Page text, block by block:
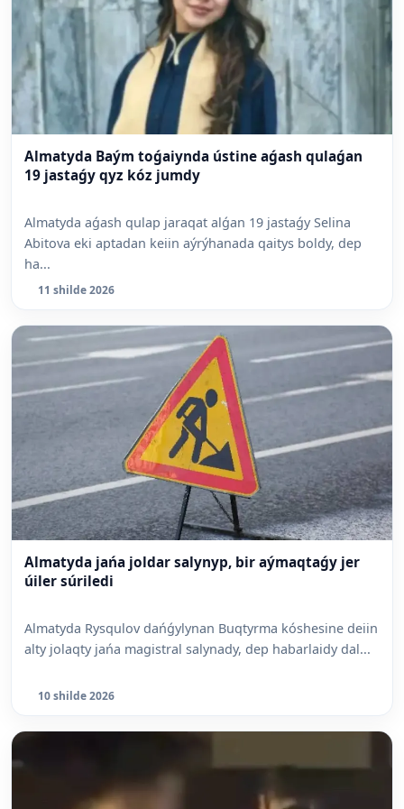
Almatyda Baým toǵaiynda ústine aǵash qulaǵan
19 jastaǵy qyz kóz jumdy
Almatyda aǵash qulap jaraqat alǵan 19 jastaǵy Selina
Abitova eki aptadan keiin aýrýhanada qaitys boldy, dep
ha...
11 shilde 2026
Almatyda jańa joldar salynyp, bir aýmaqtaǵy jer
úiler súriledi
Almatyda Rysqulov dańǵylynan Buqtyrma kóshesine deiin
alty jolaqty jańa magistral salynady, dep habarlaidy dal...
10 shilde 2026